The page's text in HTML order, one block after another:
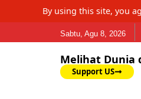
By using this site, you
Sabtu, Agu 8, 2026
Melihat Dunia
Support US